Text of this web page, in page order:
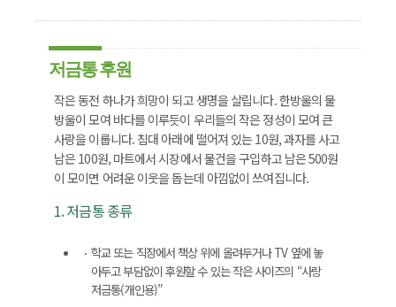
저금통 후원
작은 동전 하나가 희망이 되고 생명을 살립니다. 한방울의 물
방울이 모여 바다를 이루듯이 우리들의 작은 정성이 모여 큰
사랑을 이룹니다. 침대 아래에 떨어져 있는 10원, 과자를 사고
남은 100원, 마트에서 시장에서 물건을 구입하고 남은 500원
이 모이면 어려운 이웃을 돕는데 아낌없이 쓰여집니다.
1. 저금통 종류
학교 또는 직장에서 책상 위에 올려두거나 TV 옆에 놓
아두고 부담없이 후원할 수 있는 작은 사이즈의 “사랑
저금통(개인용)”